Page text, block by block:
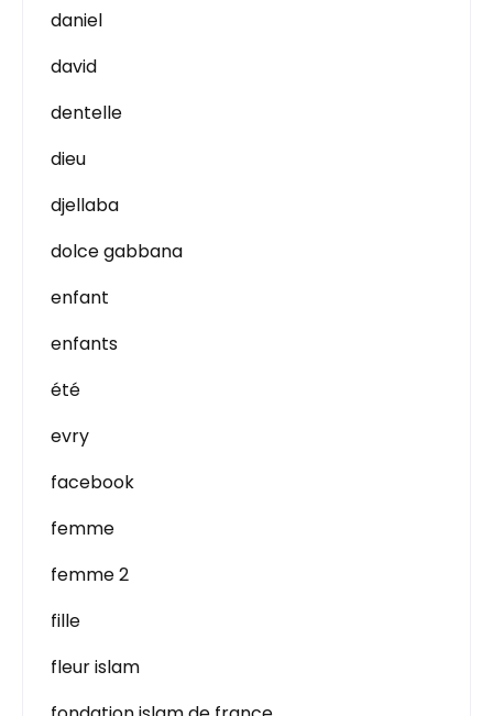
daniel
david
dentelle
dieu
djellaba
dolce gabbana
enfant
enfants
été
evry
facebook
femme
femme 2
fille
fleur islam